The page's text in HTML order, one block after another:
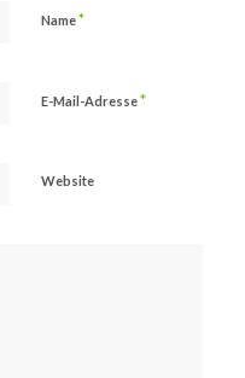
Name*
E-Mail-Adresse*
Website